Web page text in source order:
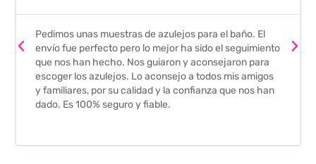
Pedimos unas muestras de azulejos para el baño. El
envío fue perfecto pero lo mejor ha sido el seguimiento
que nos han hecho. Nos guiaron y aconsejaron para
escoger los azulejos. Lo aconsejo a todos mis amigos
y familiares, por su calidad y la confianza que nos han
dado. Es 100% seguro y fiable.